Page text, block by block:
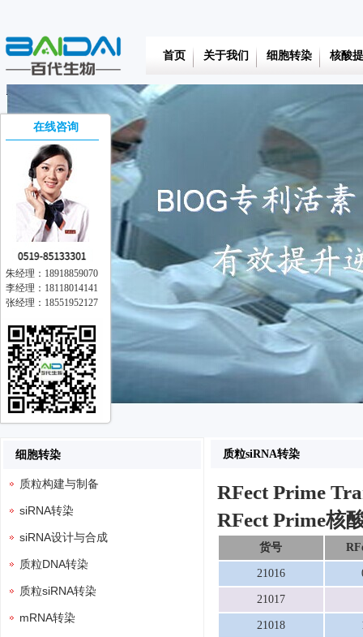
首页 关于我们 细胞转染 核酸
质粒siRNA转染
RFect Prime
RFect Prime核
货号
21016
21017
21018
细胞转染
质粒构建与制备
siRNA转染
siRNA设计与合成
质粒DNA转染
质粒siRNA转染
mRNA转染
在线咨询
朱经理：18918859070
李经理：18118014141
张经理：18551952127
在线交流
离线留言